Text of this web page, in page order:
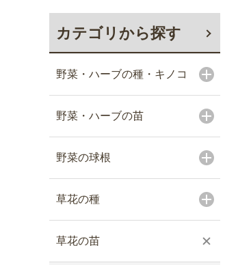
カテゴリから探す
野菜・ハーブの種・キノコ
野菜・ハーブの苗
野菜の球根
草花の種
草花の苗